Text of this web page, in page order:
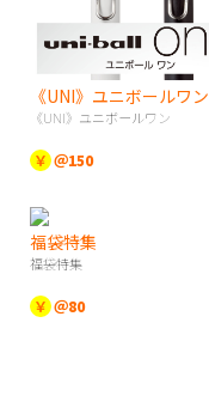
《UNI》ユニボールワン
《UNI》ユニボールワン
￥ ＠150
福袋特集
福袋特集
￥ ＠80